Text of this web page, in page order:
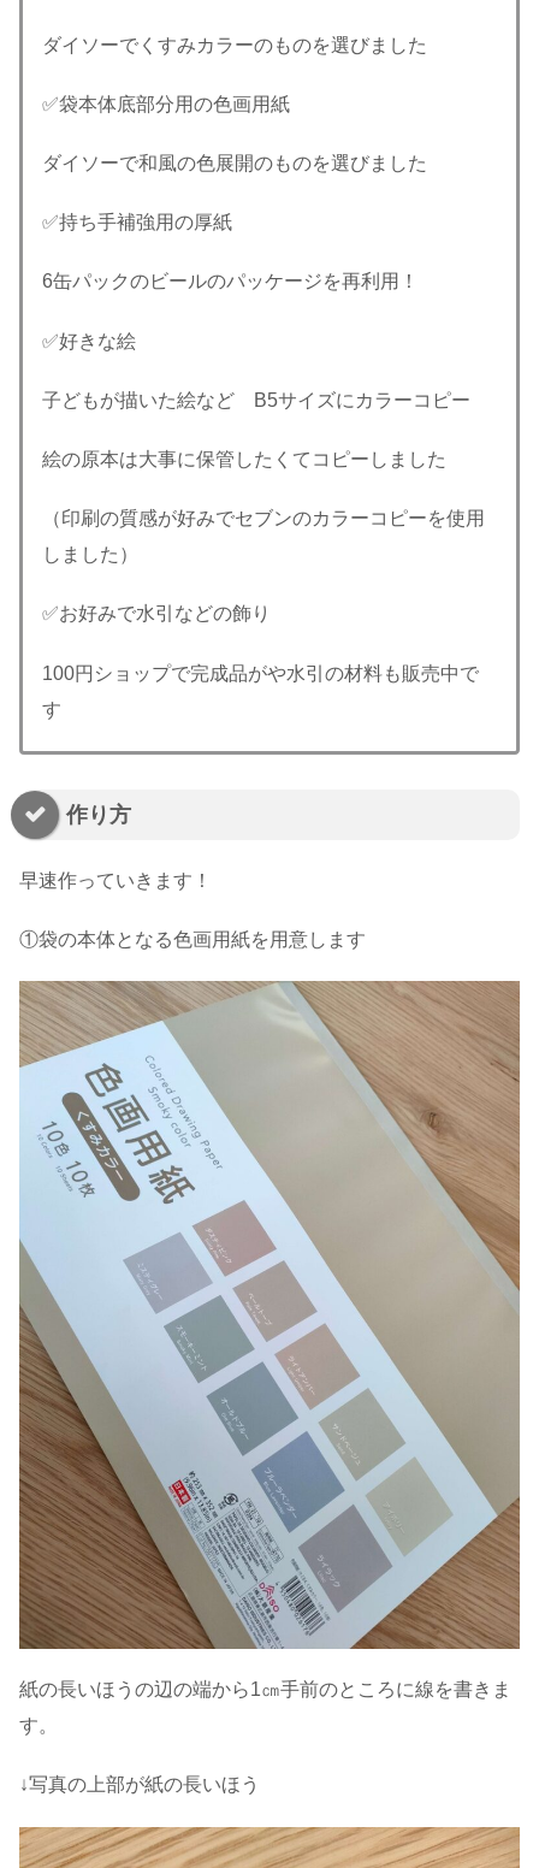
ダイソーでくすみカラーのものを選びました
✅袋本体底部分用の色画用紙
ダイソーで和風の色展開のものを選びました
✅持ち手補強用の厚紙
6缶パックのビールのパッケージを再利用！
✅好きな絵
子どもが描いた絵など B5サイズにカラーコピー
絵の原本は大事に保管したくてコピーしました
（印刷の質感が好みでセブンのカラーコピーを使用
しました）
✅お好みで水引などの飾り
100円ショップで完成品がや水引の材料も販売中で
す
作り方
早速作っていきます！
①袋の本体となる色画用紙を用意します
紙の長いほうの辺の端から1㎝手前のところに線を書きま
す。
↓写真の上部が紙の長いほう